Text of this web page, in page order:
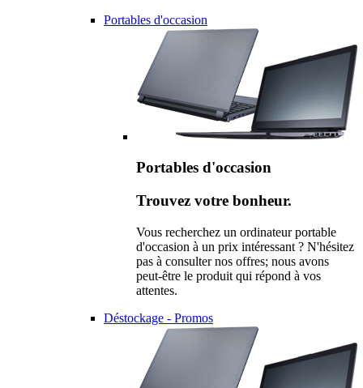
Portables d'occasion
Portables d'occasion
Trouvez votre bonheur.
Vous recherchez un ordinateur portable
d'occasion à un prix intéressant ? N'hésitez
pas à consulter nos offres; nous avons
peut-être le produit qui répond à vos
attentes.
Déstockage - Promos